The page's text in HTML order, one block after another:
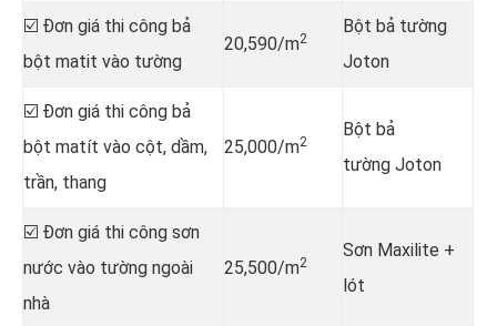
☑️ Đơn giá thi công bả
bột matit vào tường
20,590/m2
Bột bả tường
Joton
☑️ Đơn giá thi công bả
bột matít vào cột, dầm,
trần, thang
25,000/m2
Bột bả
tường Joton
☑️ Đơn giá thi công sơn
nước vào tường ngoài
nhà
25,500/m2
Sơn Maxilite +
lót